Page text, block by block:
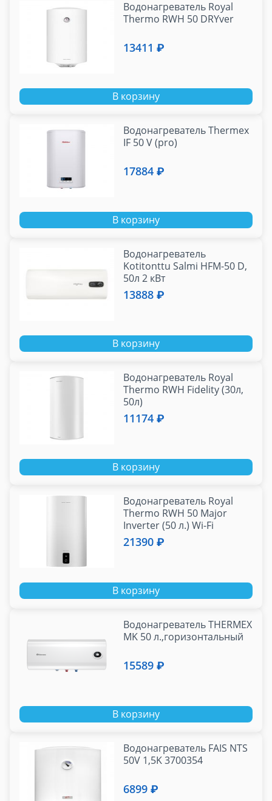
Водонагреватель Royal
Thermo RWH 50 DRYver
13411 ₽
В корзину
Водонагреватель Thermex
IF 50 V (pro)
17884 ₽
В корзину
Водонагреватель
Kotitonttu Salmi HFM-50 D,
50л 2 кВт
13888 ₽
В корзину
Водонагреватель Royal
Thermo RWH Fidelity (30л,
50л)
11174 ₽
В корзину
Водонагреватель Royal
Thermo RWH 50 Major
Inverter (50 л.) Wi-Fi
21390 ₽
В корзину
Водонагреватель THERMEX
MK 50 л.,горизонтальный
15589 ₽
В корзину
Водонагреватель FAIS NTS
50V 1,5K 3700354
6899 ₽